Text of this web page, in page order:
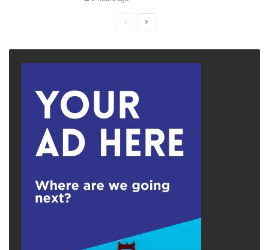
PreviousNext